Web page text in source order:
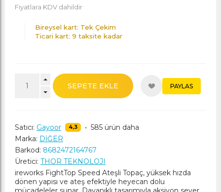
Fiyatlara KDV dahildir
Bireysel kart: Tek Çekim
Ticari kart: 9 taksite kadar
SEPETE EKLE PAYLAS
Satıcı: Gayoor 4,3 • 585 ürün daha
Marka: DİĞER
Barkod: 8682472164767
Üretici: THOR TEKNOLOJI
ireworks FightTop Speed Ateşli Topaç, yüksek hızda
dönen yapısı ve ateş efektiyle heyecan dolu